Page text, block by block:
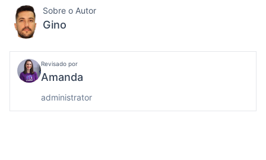
Sobre o Autor
Gino
Revisado por
Amanda
administrator